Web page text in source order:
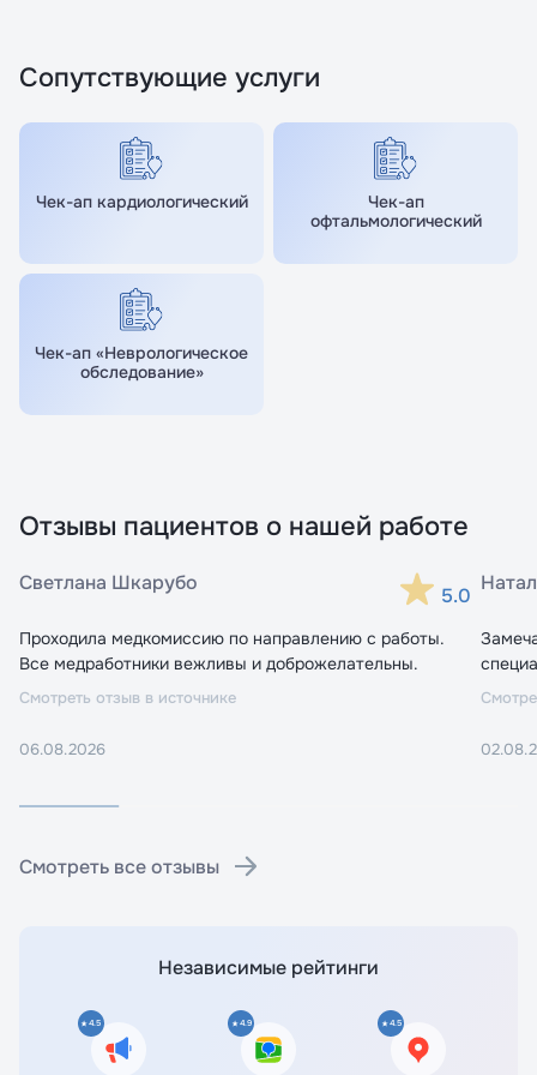
Сопутствующие услуги
Чек-ап кардиологический
Чек-ап
офтальмологический
Чек-ап «Неврологическое
обследование»
Отзывы пациентов о нашей работе
Светлана Шкарубо
5.0
Проходила медкомиссию по направлению с работы.
Все медработники вежливы и доброжелательны.
Смотреть отзыв в источнике
06.08.2026
Смотреть все отзывы
Независимые рейтинги
4.5 4.9 4.5